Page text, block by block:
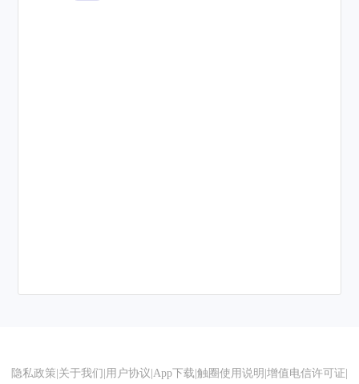
隐私政策 关于我们 用户协议 App下载 触圈使用说明 增值电信许可证